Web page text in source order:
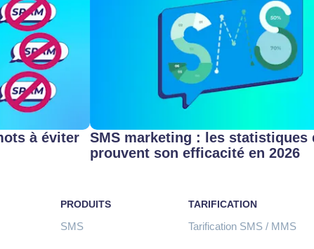
à éviter
SMS marketing : les statistiques
prouvent son efficacité en 2026
PRODUITS
SMS
TARIFICATION
Tarification SMS / MMS